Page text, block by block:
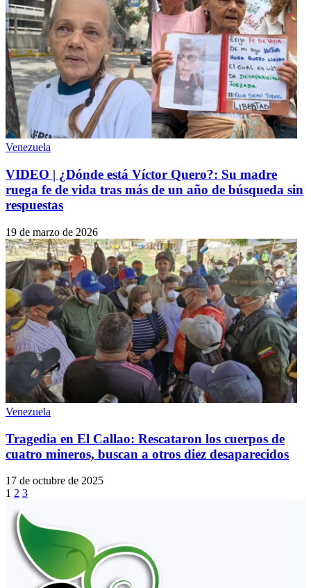
Venezuela
VIDEO | ¿Dónde está Víctor Quero?: Su madre
ruega fe de vida tras más de un año de búsqueda sin
respuestas
19 de marzo de 2026
Venezuela
Tragedia en El Callao: Rescataron los cuerpos de
cuatro mineros, buscan a otros diez desaparecidos
17 de octubre de 2025
1 2 3